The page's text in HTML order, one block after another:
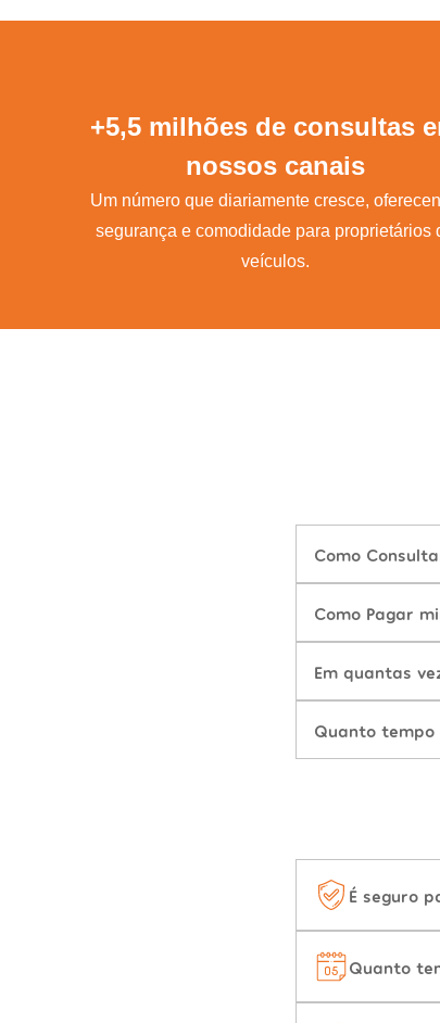
+5,5 milhões de consultas
nossos canais
Um número que diariamente cresce,
segurança e comodidade para proprietários
veículos.
Como
Como Pagar
Em quantas
Quanto
É seguro
Quanto